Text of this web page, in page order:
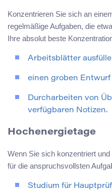
Konzentrieren Sie sich an
regelmäßige Aufgaben, die
Ihre absolut beste
Arbeitsblätter
einen groben Entwurf
Durcharbeiten von
verfügbaren Notizen.
Hochenergietage
Wenn Sie sich konzentriert
für die anspruchsvollsten
Studium für